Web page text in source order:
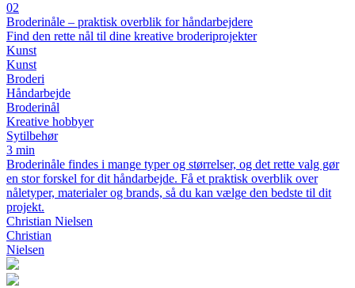
02
Broderinåle – praktisk overblik for håndarbejdere
Find den rette nål til dine kreative broderiprojekter
Kunst
Kunst
Broderi
Håndarbejde
Broderinål
Kreative hobbyer
Sytilbehør
3 min
Broderinåle findes i mange typer og størrelser, og det rette valg gør
en stor forskel for dit håndarbejde. Få et praktisk overblik over
nåletyper, materialer og brands, så du kan vælge den bedste til dit
projekt.
Christian Nielsen
Christian
Nielsen